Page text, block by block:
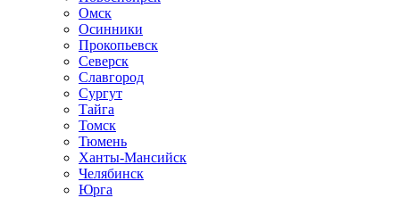
Омск
Осинники
Прокопьевск
Северск
Славгород
Сургут
Тайга
Томск
Тюмень
Ханты-Мансийск
Челябинск
Юрга